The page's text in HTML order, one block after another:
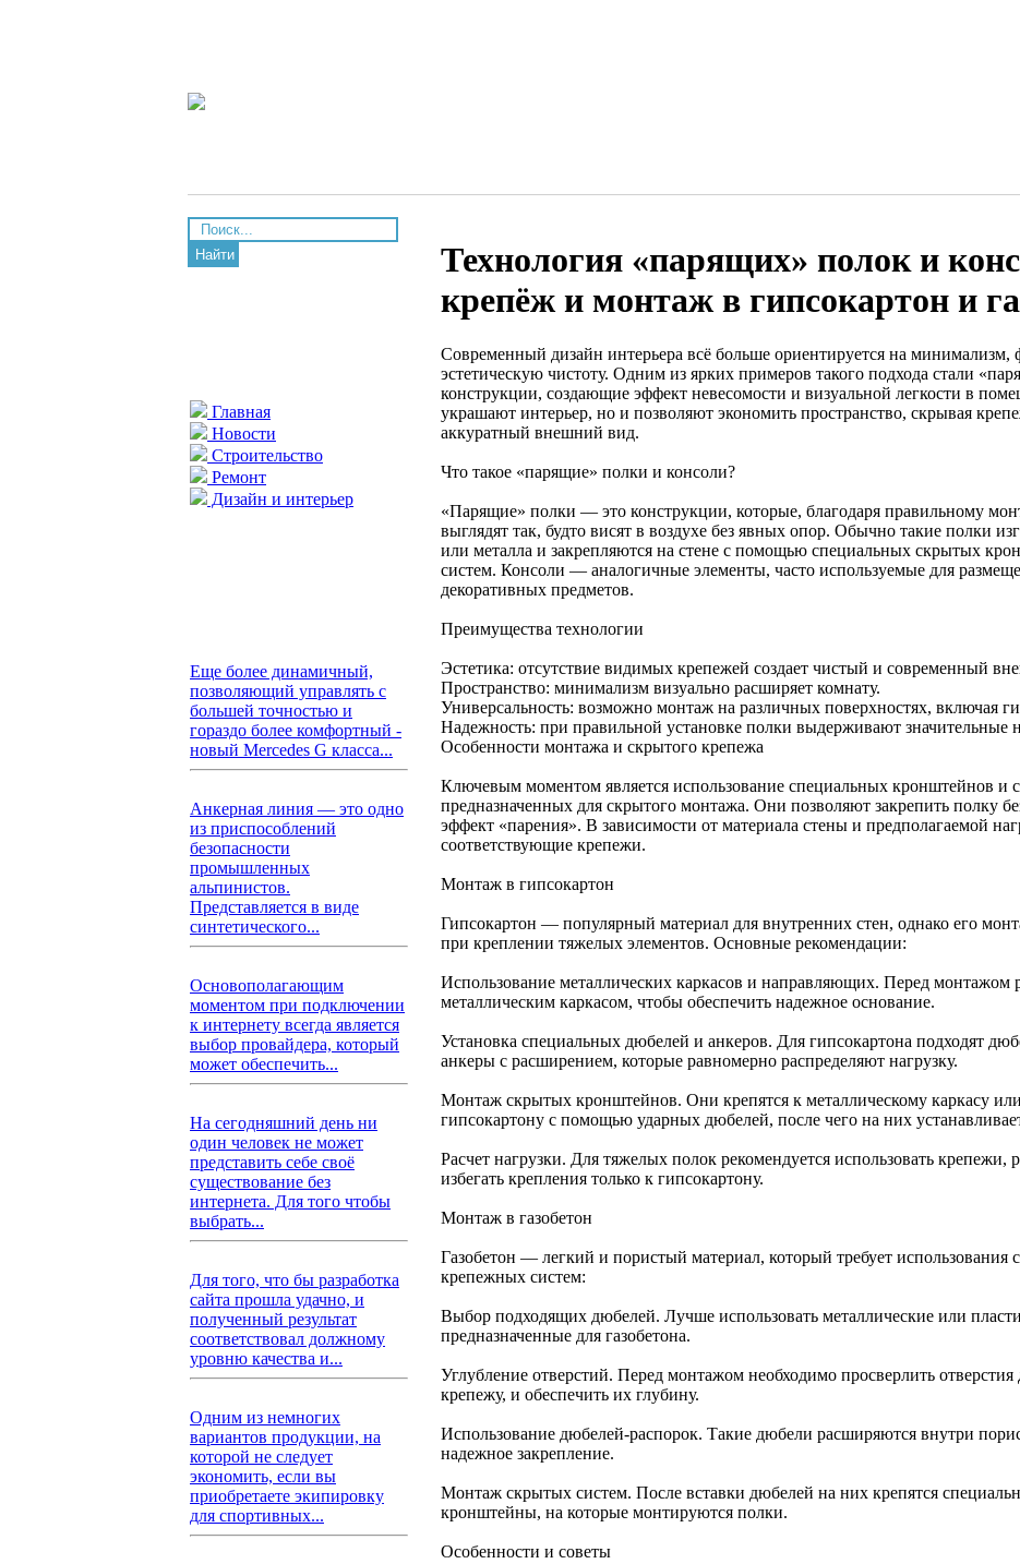
Найти
Главная
Новости
Строительство
Ремонт
Дизайн и интерьер
Еще более динамичный,
позволяющий управлять с
большей точностью и
гораздо более комфортный -
новый Mercedes G класса...
Анкерная линия — это одно
из приспособлений
безопасности
промышленных
альпинистов.
Представляется в виде
синтетического...
Основополагающим
моментом при подключении
к интернету всегда является
выбор провайдера, который
может обеспечить...
На сегодняшний день ни
один человек не может
представить себе своё
существование без
интернета. Для того чтобы
выбрать...
Для того, что бы разработка
сайта прошла удачно, и
полученный результат
соответствовал должному
уровню качества и...
Одним из немногих
вариантов продукции, на
которой не следует
экономить, если вы
приобретаете экипировку
для спортивных...
Технология «парящих» полок и
крепёж и монтаж в гипсокартон и
Современный дизайн интерьера всё больше ориентируется на минимализм,
эстетическую чистоту. Одним из ярких примеров такого подхода стали
конструкции, создающие эффект невесомости и визуальной легкости в
украшают интерьер, но и позволяют экономить пространство, скрывая
аккуратный внешний вид.
Что такое «парящие» полки и консоли?
«Парящие» полки — это конструкции, которые, благодаря правильному
выглядят так, будто висят в воздухе без явных опор. Обычно такие полки
или металла и закрепляются на стене с помощью специальных скрытых
систем. Консоли — аналогичные элементы, часто используемые для
декоративных предметов.
Преимущества технологии
Эстетика: отсутствие видимых крепежей создает чистый и современный
Пространство: минимализм визуально расширяет комнату.
Универсальность: возможно монтаж на различных поверхностях, включая
Надежность: при правильной установке полки выдерживают значительные
Особенности монтажа и скрытого крепежа
Ключевым моментом является использование специальных кронштейнов и
предназначенных для скрытого монтажа. Они позволяют закрепить полку
эффект «парения». В зависимости от материала стены и предполагаемой
соответствующие крепежи.
Монтаж в гипсокартон
Гипсокартон — популярный материал для внутренних стен, однако его
при креплении тяжелых элементов. Основные рекомендации:
Использование металлических каркасов и направляющих. Перед монтажом
металлическим каркасом, чтобы обеспечить надежное основание.
Установка специальных дюбелей и анкеров. Для гипсокартона подходят
анкеры с расширением, которые равномерно распределяют нагрузку.
Монтаж скрытых кронштейнов. Они крепятся к металлическому каркасу
гипсокартону с помощью ударных дюбелей, после чего на них
Расчет нагрузки. Для тяжелых полок рекомендуется использовать крепежи,
избегать крепления только к гипсокартону.
Монтаж в газобетон
Газобетон — легкий и пористый материал, который требует использования
крепежных систем:
Выбор подходящих дюбелей. Лучше использовать металлические или
предназначенные для газобетона.
Углубление отверстий. Перед монтажом необходимо просверлить
крепежу, и обеспечить их глубину.
Использование дюбелей-распорок. Такие дюбели расширяются внутри
надежное закрепление.
Монтаж скрытых систем. После вставки дюбелей на них крепятся
кронштейны, на которые монтируются полки.
Особенности и советы